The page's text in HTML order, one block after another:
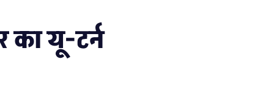
का यू-टर्न